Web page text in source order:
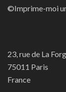
©Imprime-moi
23, rue de La
75011 Paris
France